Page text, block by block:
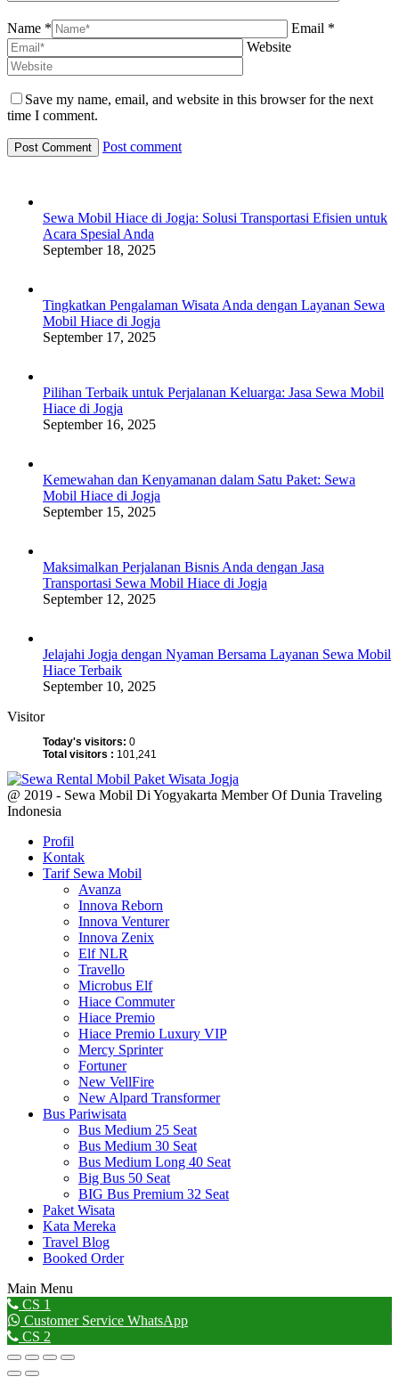
Name *
Email *
Website
Save my name, email, and website in this browser for the next
time I comment.
Post comment
Sewa Mobil Hiace di Jogja: Solusi Transportasi Efisien untuk
Acara Spesial Anda
September 18, 2025
Tingkatkan Pengalaman Wisata Anda dengan Layanan Sewa
Mobil Hiace di Jogja
September 17, 2025
Pilihan Terbaik untuk Perjalanan Keluarga: Jasa Sewa Mobil
Hiace di Jogja
September 16, 2025
Kemewahan dan Kenyamanan dalam Satu Paket: Sewa
Mobil Hiace di Jogja
September 15, 2025
Maksimalkan Perjalanan Bisnis Anda dengan Jasa
Transportasi Sewa Mobil Hiace di Jogja
September 12, 2025
Jelajahi Jogja dengan Nyaman Bersama Layanan Sewa Mobil
Hiace Terbaik
September 10, 2025
Visitor
Today's visitors: 0
Total visitors : 101,241
@ 2019 - Sewa Mobil Di Yogyakarta Member Of Dunia Traveling
Indonesia
Profil
Kontak
Tarif Sewa Mobil
Avanza
Innova Reborn
Innova Venturer
Innova Zenix
Elf NLR
Travello
Microbus Elf
Hiace Commuter
Hiace Premio
Hiace Premio Luxury VIP
Mercy Sprinter
Fortuner
New VellFire
New Alpard Transformer
Bus Pariwisata
Bus Medium 25 Seat
Bus Medium 30 Seat
Bus Medium Long 40 Seat
Big Bus 50 Seat
BIG Bus Premium 32 Seat
Paket Wisata
Kata Mereka
Travel Blog
Booked Order
Main Menu
Go
to
Top
CS 1
Customer Service WhatsApp
CS 2